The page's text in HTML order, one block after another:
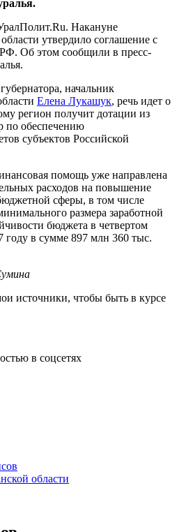
Накануне
утвердило соглашение с
Об этом сообщили в пресс-
начальник
Елена Лукашук, речь идет о
регион получит дотации из
по обеспечению
субъектов Российской
помощь уже направлена
расходов на повышение
сферы, в том числе
размера заработной
бюджета в четвертом
году в сумме 897 млн 360 тыс.
источники, чтобы быть в курсе
в соцсетях
области